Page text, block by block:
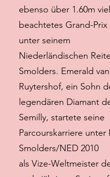
ebenso über 1.60m viel
beachtetes Grand-Prix
unter seinem
Niederländischen
Smolders. Emerald
Ruytershof, ein Sohn
legendären Diamant
Semilly, startete seine
Parcourskarriere unter
Smolders/NED 2010
als Vize-Weltmeister